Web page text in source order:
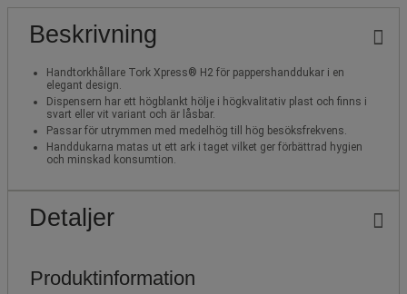
Beskrivning
Handtorkhållare Tork Xpress® H2 för pappershanddukar i en
elegant design.
Dispensern har ett högblankt hölje i högkvalitativ plast och finns i
svart eller vit variant och är låsbar.
Passar för utrymmen med medelhög till hög besöksfrekvens.
Handdukarna matas ut ett ark i taget vilket ger förbättrad hygien
och minskad konsumtion.
Detaljer
Produktinformation